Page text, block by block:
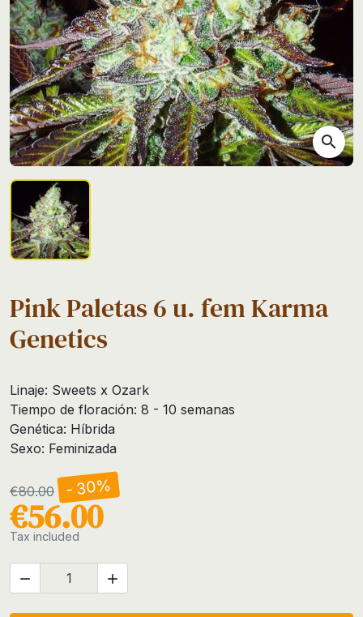
search
Pink Paletas 6 u. fem Karma
Genetics
Linaje: Sweets x Ozark
Tiempo de floración: 8 - 10 semanas
Genética: Híbrida
Sexo: Feminizada
€80.00 - 30%
€56.00
Tax included
 